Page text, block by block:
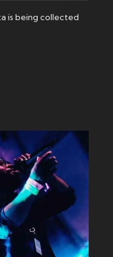
is being collected